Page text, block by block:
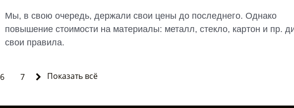
Мы, в свою очередь, держали свои цены до последнего. Однако
повышение стоимости на материалы: металл, стекло, картон и пр.
свои правила.
6 7 Показать всё